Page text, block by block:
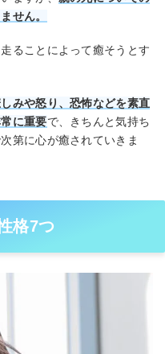
せん。
ることによって癒そうとす
みや怒り、恐怖などを素直
に重要で、きちんと気持ち
第に心が癒されていきま
格7つ